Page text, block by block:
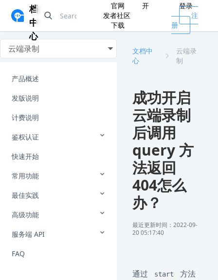
档
中
心
官网
开
发者社区
下载
登录
注
册
云端录制
产品概述
发版说明
计费说明
鉴权认证
快速开始
常用功能
最佳实践
高级功能
服务端 API
FAQ
文档中
心
云端录
制
成功开启
云端录制
后调用
query 方
法返回
404怎么
办？
最近更新时间：2022-09-
20 05:17:40
通过 start
方法